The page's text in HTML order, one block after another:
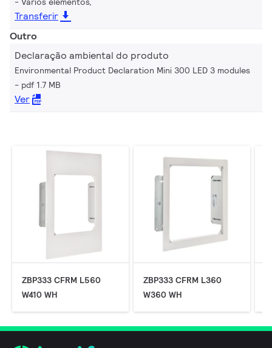
Transferir
Outro
Declaração ambiental do produto
Environmental Product Declaration Mini 300 LED 3 modules
pdf 1.7 MB
Ver
ZBP333 CFRM L560
W410 WH
ZBP333 CFRM L360
W360 WH